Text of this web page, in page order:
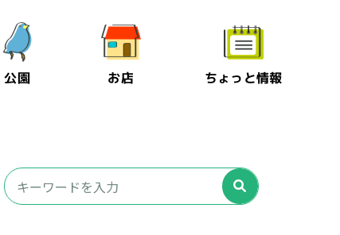
公園 お店 ちょっと情報